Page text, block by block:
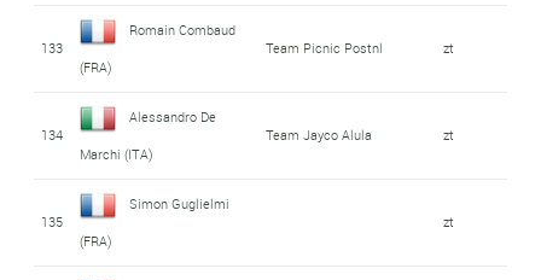
133
Romain Combaud
(FRA)
Team Picnic Postnl zt
134
Alessandro De
Marchi (ITA)
Team Jayco Alula zt
135
Simon Guglielmi
(FRA)
zt